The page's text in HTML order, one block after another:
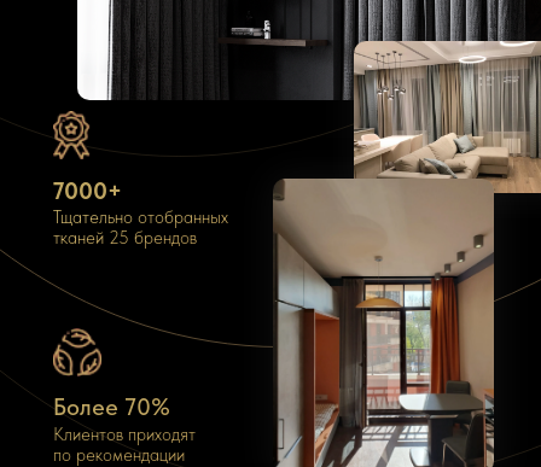
7000+
Тщательно отобранных
тканей 25 брендов
Более 70%
Клиентов приходят
по рекомендации